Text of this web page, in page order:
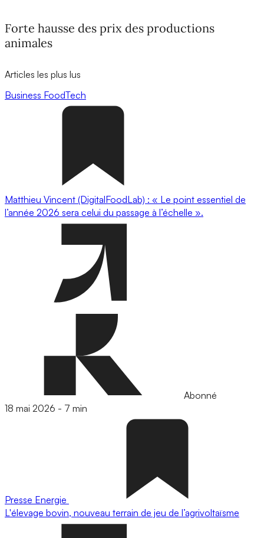
Forte hausse des prix des productions
animales
Articles les plus lus
Business FoodTech
Matthieu Vincent (DigitalFoodLab) : « Le point essentiel de
l’année 2026 sera celui du passage à l’échelle ».
Abonné
18 mai 2026 - 7 min
Presse Energie
L'élevage bovin, nouveau terrain de jeu de l’agrivoltaïsme